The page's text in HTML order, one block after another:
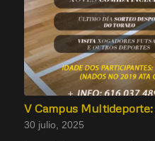
V Campus Multideporte:
30 julio, 2025